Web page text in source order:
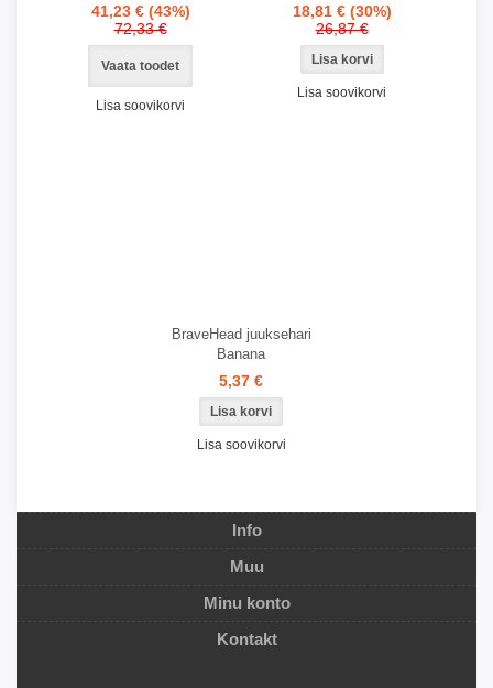
41,23 € (43%)
72,33 €
Vaata toodet
Lisa soovikorvi
18,81 € (30%)
26,87 €
Lisa soovikorvi
BraveHead juuksehari
Banana
5,37 €
Lisa soovikorvi
Info
Muu
Minu konto
Kontakt